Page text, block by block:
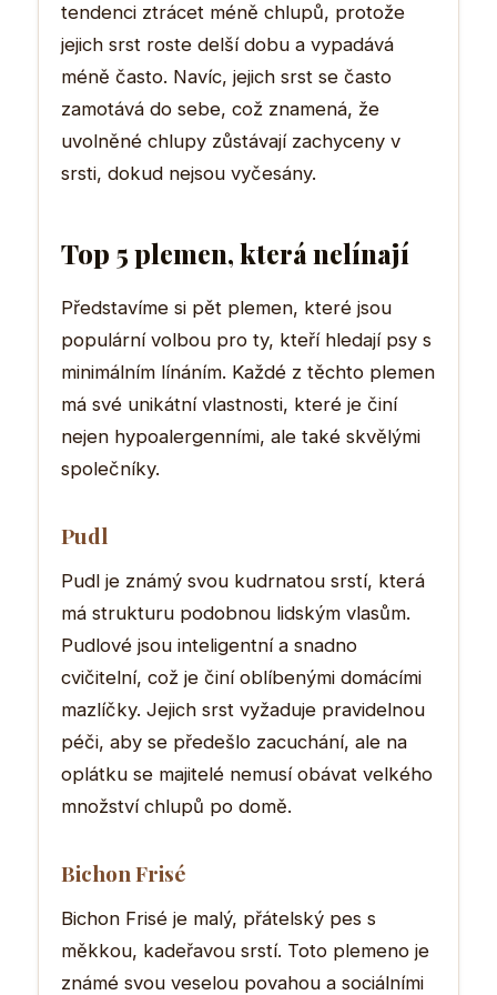
tendenci ztrácet méně chlupů, protože
jejich srst roste delší dobu a vypadává
méně často. Navíc, jejich srst se často
zamotává do sebe, což znamená, že
uvolněné chlupy zůstávají zachyceny v
srsti, dokud nejsou vyčesány.
Top 5 plemen, která nelínají
Představíme si pět plemen, které jsou
populární volbou pro ty, kteří hledají psy s
minimálním línáním. Každé z těchto plemen
má své unikátní vlastnosti, které je činí
nejen hypoalergenními, ale také skvělými
společníky.
Pudl
Pudl je známý svou kudrnatou srstí, která
má strukturu podobnou lidským vlasům.
Pudlové jsou inteligentní a snadno
cvičitelní, což je činí oblíbenými domácími
mazlíčky. Jejich srst vyžaduje pravidelnou
péči, aby se předešlo zacuchání, ale na
oplátku se majitelé nemusí obávat velkého
množství chlupů po domě.
Bichon Frisé
Bichon Frisé je malý, přátelský pes s
měkkou, kadeřavou srstí. Toto plemeno je
známé svou veselou povahou a sociálními